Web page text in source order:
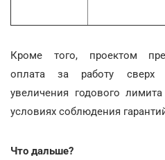
Кроме того, проектом
оплата за работу
увеличения годового
условиях соблюдения
Что дальше?